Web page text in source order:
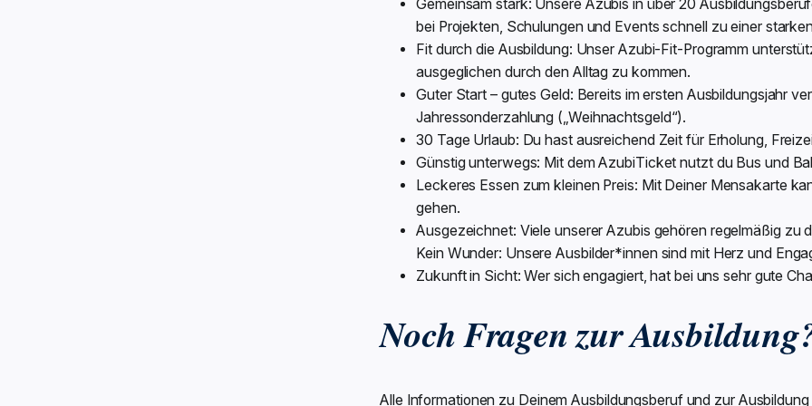
Gemeinsam stark: Unsere Azubis in über 20
bei Projekten, Schulungen und Events schnell zu einer
Fit durch die Ausbildung: Unser Azubi-Fit-Programm
ausgeglichen durch den Alltag zu kommen.
Guter Start – gutes Geld: Bereits im ersten Ausbildungsjahr
Jahressonderzahlung („Weihnachtsgeld“).
30 Tage Urlaub: Du hast ausreichend Zeit für Erholung,
Günstig unterwegs: Mit dem AzubiTicket nutzt du Bus und
Leckeres Essen zum kleinen Preis: Mit Deiner Mensakarte
gehen.
Ausgezeichnet: Viele unserer Azubis gehören regelmäßig
Kein Wunder: Unsere Ausbilder*innen sind mit Herz und
Zukunft in Sicht: Wer sich engagiert, hat bei uns sehr gute
Noch Fragen zur
Alle Informationen zu Deinem Ausbildungsberuf und zur